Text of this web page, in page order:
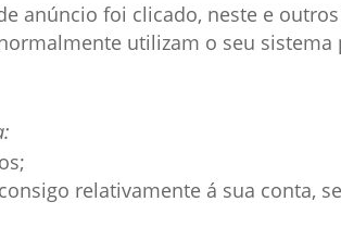
anúncio foi clicado, neste e
utilizam o seu sistema
relativamente á sua conta,